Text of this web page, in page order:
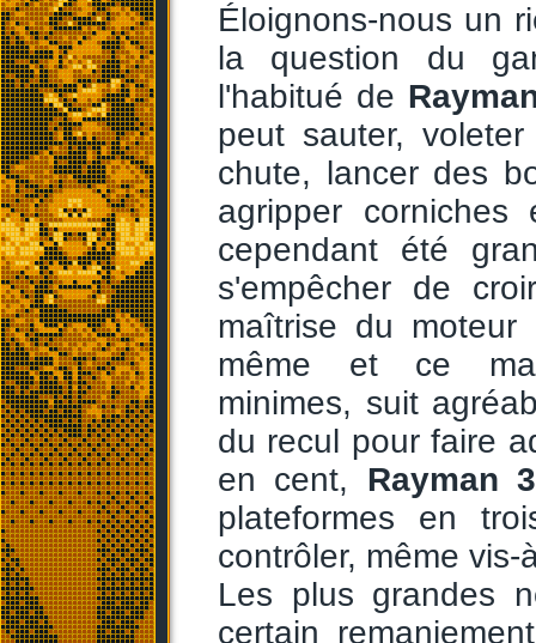
Éloignons-nous un
la question du
l'habitué de
peut sauter,
chute, lancer des
agripper
cependant été
s'empêcher de
maîtrise du
même et ce
minimes, suit
du recul pour faire
en cent, Rayman 3
plateformes en
contrôler, même
Les plus grandes
certain